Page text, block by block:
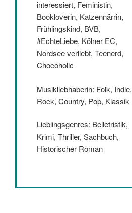
interessiert, Feministin,
Bookloverin, Katzennärrin,
Frühlingskind, BVB,
#EchteLiebe, Kölner EC,
Nordsee verliebt, Teenerd,
Chocoholic
Musikliebhaberin: Folk, Indie,
Rock, Country, Pop, Klassik
Lieblingsgenres: Belletristik,
Krimi, Thriller, Sachbuch,
Historischer Roman